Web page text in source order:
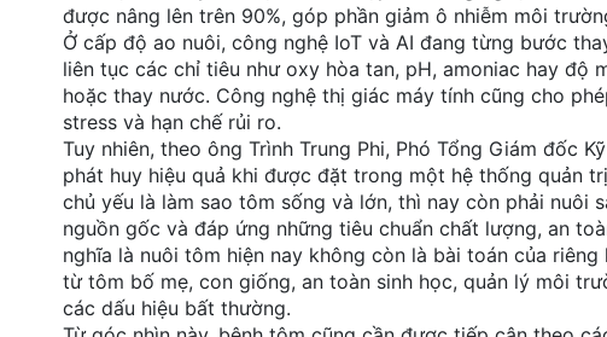
được nâng lên trên 90%, góp phần giảm ô nhiễm môi
Ở cấp độ ao nuôi, công nghệ IoT và AI đang từng bước
liên tục các chỉ tiêu như oxy hòa tan, pH, amoniac hay
hoặc thay nước. Công nghệ thị giác máy tính cũng cho
stress và hạn chế rủi ro.
Tuy nhiên, theo ông Trình Trung Phi, Phó Tổng Giám đốc
phát huy hiệu quả khi được đặt trong một hệ thống quản
chủ yếu là làm sao tôm sống và lớn, thì nay còn phải
nguồn gốc và đáp ứng những tiêu chuẩn chất lượng, an
nghĩa là nuôi tôm hiện nay không còn là bài toán của
từ tôm bố mẹ, con giống, an toàn sinh học, quản lý môi
các dấu hiệu bất thường.